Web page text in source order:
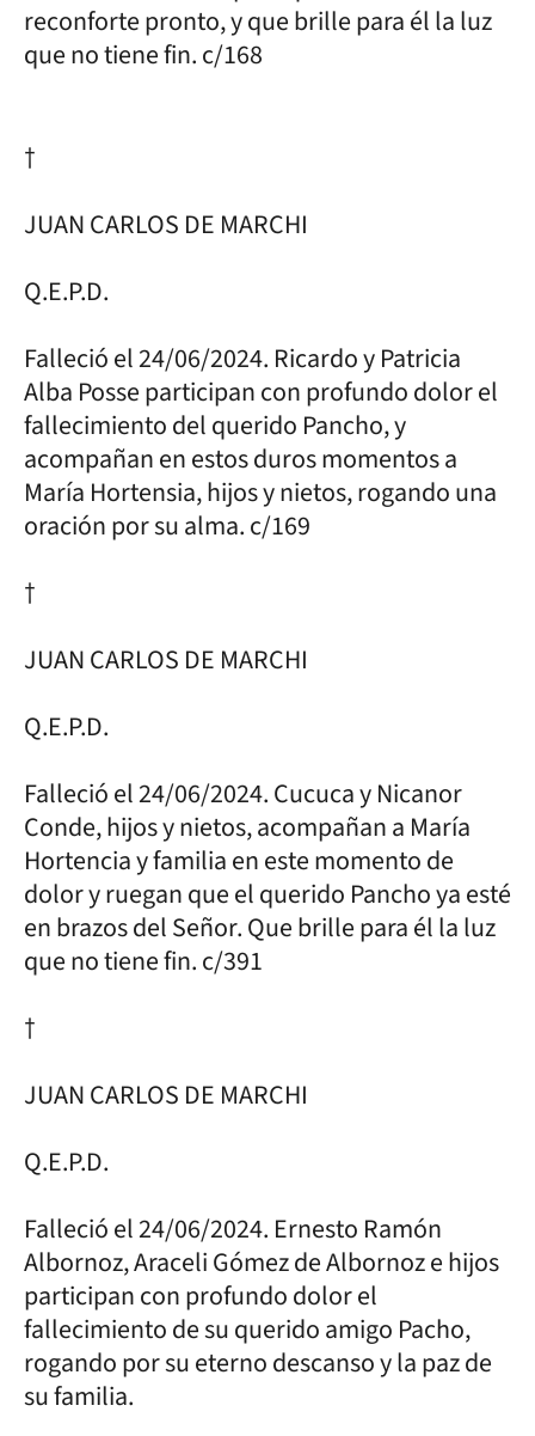
reconforte pronto, y que brille para él la luz
que no tiene fin. c/168
†
JUAN CARLOS DE MARCHI
Q.E.P.D.
Falleció el 24/06/2024. Ricardo y Patricia
Alba Posse participan con profundo dolor el
fallecimiento del querido Pancho, y
acompañan en estos duros momentos a
María Hortensia, hijos y nietos, rogando una
oración por su alma. c/169
†
JUAN CARLOS DE MARCHI
Q.E.P.D.
Falleció el 24/06/2024. Cucuca y Nicanor
Conde, hijos y nietos, acompañan a María
Hortencia y familia en este momento de
dolor y ruegan que el querido Pancho ya esté
en brazos del Señor. Que brille para él la luz
que no tiene fin. c/391
†
JUAN CARLOS DE MARCHI
Q.E.P.D.
Falleció el 24/06/2024. Ernesto Ramón
Albornoz, Araceli Gómez de Albornoz e hijos
participan con profundo dolor el
fallecimiento de su querido amigo Pacho,
rogando por su eterno descanso y la paz de
su familia.